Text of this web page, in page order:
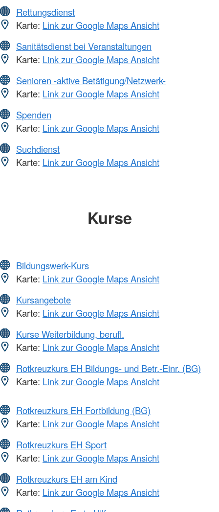
Rettungsdienst
Karte: Link zur Google Maps Ansicht
Sanitätsdienst bei Veranstaltungen
Karte: Link zur Google Maps Ansicht
Senioren -aktive Betätigung/Netzwerk-
Karte: Link zur Google Maps Ansicht
Spenden
Karte: Link zur Google Maps Ansicht
Suchdienst
Karte: Link zur Google Maps Ansicht
Kurse
Bildungswerk-Kurs
Karte: Link zur Google Maps Ansicht
Kursangebote
Karte: Link zur Google Maps Ansicht
Kurse Weiterbildung, berufl.
Karte: Link zur Google Maps Ansicht
Rotkreuzkurs EH Bildungs- und Betr.-Einr. (BG)
Karte: Link zur Google Maps Ansicht
Rotkreuzkurs EH Fortbildung (BG)
Karte: Link zur Google Maps Ansicht
Rotkreuzkurs EH Sport
Karte: Link zur Google Maps Ansicht
Rotkreuzkurs EH am Kind
Karte: Link zur Google Maps Ansicht